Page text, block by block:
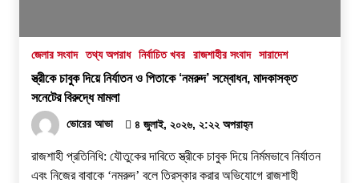
১ আগস্ট, ২০২৬, ৯:৫০ অপরাহ্ন
দুর্গাপুরে ভ্রাম্যমাণ আদালতের মাধ্যমে হয়রানির
১ আগস্ট, ২০২৬, ৯:৩৪ অপরাহ্ন
রাজশাহীতে সাংবাদিক সম্রাটকে কুপিয়ে জখম, অবস্থা
জেলার সংবাদ তথ্য অপরাধ নির্বাচিত খবর রাজশাহীর সংবাদ সারাদেশ
স্ত্রীকে চাবুক দিয়ে নির্যাতন ও পিতাকে ‘নমরুদ’ সম্বোধন, মাদকাসক্ত
সনেটের বিরুদ্ধে মামলা
ভোরের আভা ৪ জুলাই, ২০২৬, ২:২২ অপরাহ্ন
রাজশাহী প্রতিনিধি: যৌতুকের দাবিতে স্ত্রীকে চাবুক দিয়ে নির্মমভাবে নির্যাতন
এবং নিজের বাবাকে ‘নমরুদ’ বলে তিরস্কার করার অভিযোগে রাজশাহী